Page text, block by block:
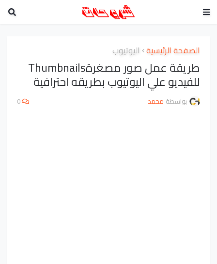
الصفحة الرئيسية اليوتيوب
طريقة عمل صور مصغرةThumbnails
للفيديو علي اليوتيوب بطريقه احترافية
بواسطة محمد 0